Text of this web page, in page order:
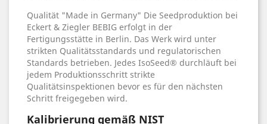
Qualität "Made in Germany" Die Seedproduktion bei
Eckert & Ziegler BEBIG erfolgt in der
Fertigungsstätte in Berlin. Das Werk wird unter
strikten Qualitätsstandards und regulatorischen
Standards betrieben. Jedes IsoSeed® durchläuft bei
jedem Produktionsschritt strikte
Qualitätsinspektionen bevor es für den nächsten
Schritt freigegeben wird.
Kalibrierung gemäß NIST